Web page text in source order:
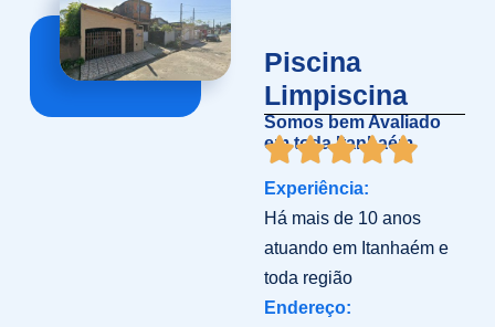
Piscina
Limpiscina
Somos bem Avaliado
em toda Itanhaém
Experiência:
Há mais de 10 anos
atuando em Itanhaém e
toda região
Endereço: